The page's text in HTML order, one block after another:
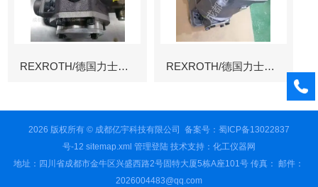
REXROTH/德国力士乐叶片泵 REXROTH/德国力士乐变量柱塞泵冶金
2026 版权所有 © 成都亿宇科技有限公司 备案号：蜀ICP备13022837
号-12 sitemap.xml 管理登陆技术支持： 化工仪器网
地址：四川省成都市金牛区兴盛西路2号固特大厦5栋A座101号 传真： 邮件：
2026004483@qq.com